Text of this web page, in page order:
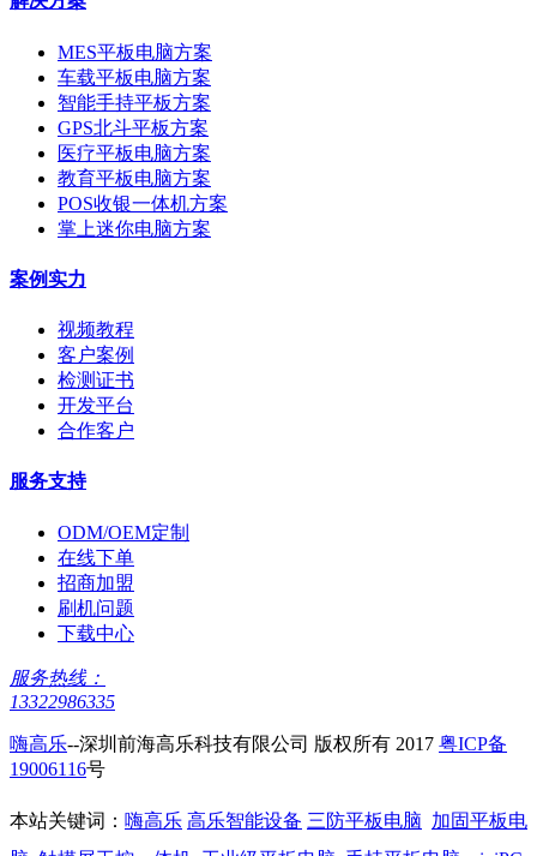
MES平板电脑方案
车载平板电脑方案
智能手持平板方案
GPS北斗平板方案
医疗平板电脑方案
教育平板电脑方案
POS收银一体机方案
掌上迷你电脑方案
案例实力
视频教程
客户案例
检测证书
开发平台
合作客户
服务支持
ODM/OEM定制
在线下单
招商加盟
刷机问题
下载中心
服务热线：
13322986335
嗨高乐--深圳前海高乐科技有限公司 版权所有 2017 粤ICP备
19006116号
本站关键词： 嗨高乐 高乐智能设备 三防平板电脑 加固平板电